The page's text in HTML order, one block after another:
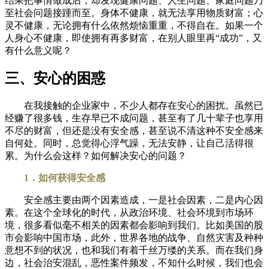
至社会问题接踵而至。身体不健康，就无法享用物质财富；心
灵不健康，无论拥有什么依然烦恼重重，不得自在。如果一个
人身心不健康，即使拥有再多财富，在别人眼里再“成功”，又
有什么意义呢？
三、安心的困惑
在我接触的企业家中，不少人都存在安心的困扰。虽然已
经赚了很多钱，生存早已不成问题，甚至有了几十辈子也享用
不尽的财富，但还是没有安全感，甚至说不清这种不安全感来
自何处。同时，总觉得心浮气躁，无法安静，让自己活得很
累。为什么会这样？如何解决安心的问题？
1．如何获得安全感
安全感主要由两个因素造成，一是社会因素，二是内心因
素。在这个全球化的时代，从政治环境、社会环境到市场环
境，很多看似毫不相关的因素都会影响到我们。比如美国的股
市会影响中国市场，此外，世界各地的战争、自然灾害及种种
意想不到的状况，也和我们有着千丝万缕的关系。而在我们身
边，社会治安混乱，恶性案件频发，不知什么时候，我们也会